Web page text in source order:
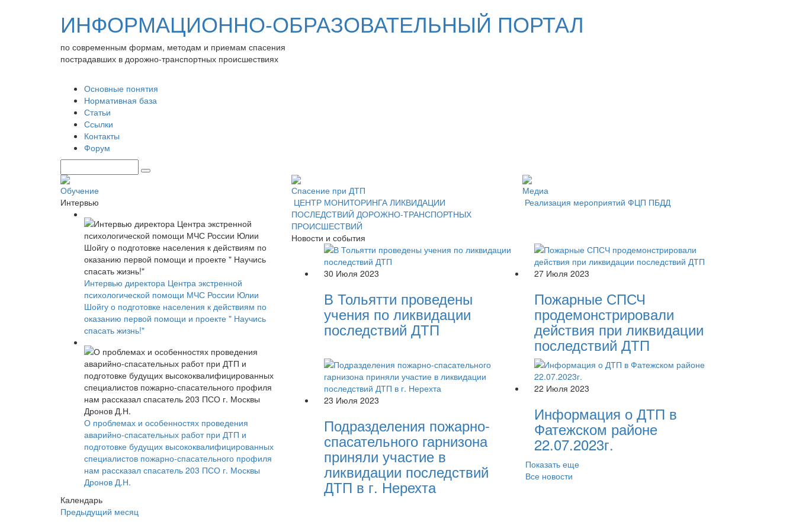
ИНФОРМАЦИОННО-ОБРАЗОВАТЕЛЬНЫЙ ПОРТАЛ
по современным формам, методам и приемам спасения
пострадавших в дорожно-транспортных происшествиях
Основные понятия
Нормативная база
Статьи
Ссылки
Контакты
Форум
Обучение Спасение при ДТП
Медиа
Интервью
Интервью директора Центра экстренной
психологической помощи МЧС России Юлии
Шойгу о подготовке населения к действиям по
оказанию первой помощи и проекте " Научись
спасать жизнь!"
О проблемах и особенностях проведения
аварийно-спасательных работ при ДТП и
подготовке будущих высококвалифицированных
специалистов пожарно-спасательного профиля
нам рассказал спасатель 203 ПСО г. Москвы
Дронов Д.Н.
Календарь
Предыдущий месяц
ЦЕНТР МОНИТОРИНГА ЛИКВИДАЦИИ
ПОСЛЕДСТВИЙ ДОРОЖНО-ТРАНСПОРТНЫХ
ПРОИСШЕСТВИЙ
Реализация мероприятий ФЦП ПБДД
Новости и события
30 Июля 2023
В Тольятти проведены
учения по ликвидации
последствий ДТП
27 Июля 2023
Пожарные СПСЧ
продемонстрировали
действия при ликвидации
последствий ДТП
23 Июля 2023
Подразделения пожарно-
спасательного гарнизона
приняли участие в
ликвидации последствий
ДТП в г. Нерехта
22 Июля 2023
Информация о ДТП в
Фатежском районе
22.07.2023г.
Показать еще
Все новости